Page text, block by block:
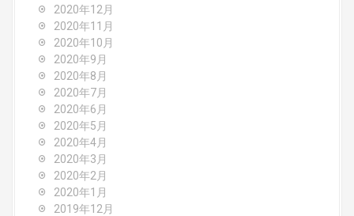
2020年12月
2020年11月
2020年10月
2020年9月
2020年8月
2020年7月
2020年6月
2020年5月
2020年4月
2020年3月
2020年2月
2020年1月
2019年12月